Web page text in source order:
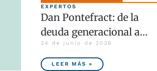
EXPERTOS
Dan Pontefract: de la
deuda generacional a…
24 de junio de 2026
LEER MÁS »